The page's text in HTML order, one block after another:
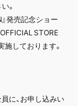
。
発売記念ショー
STORE
しております。
に、お申し込みい